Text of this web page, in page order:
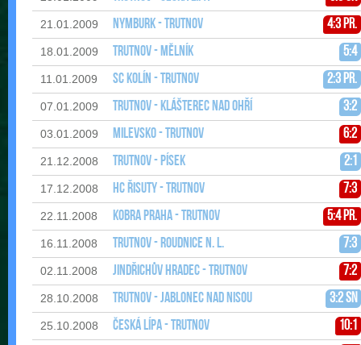
21.01.2009 Nymburk - Trutnov 4:3 pr.
18.01.2009 Trutnov - Mělník 5:4
11.01.2009 SC Kolín - Trutnov 2:3 pr.
07.01.2009 Trutnov - Klášterec nad Ohří 3:2
03.01.2009 Milevsko - Trutnov 6:2
21.12.2008 Trutnov - Písek 2:1
17.12.2008 HC Řisuty - Trutnov 7:3
22.11.2008 Kobra Praha - Trutnov 5:4 pr.
16.11.2008 Trutnov - Roudnice n. L. 7:3
02.11.2008 Jindřichův Hradec - Trutnov 7:2
28.10.2008 Trutnov - Jablonec nad Nisou 3:2 sn
25.10.2008 Česká Lípa - Trutnov 10:1